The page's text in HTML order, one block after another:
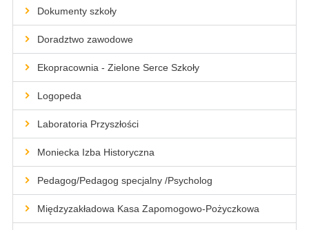
Dokumenty szkoły
Doradztwo zawodowe
Ekopracownia - Zielone Serce Szkoły
Logopeda
Laboratoria Przyszłości
Moniecka Izba Historyczna
Pedagog/Pedagog specjalny /Psycholog
Międzyzakładowa Kasa Zapomogowo-Pożyczkowa